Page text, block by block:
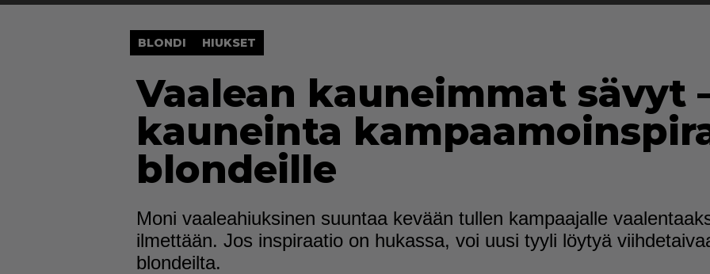
BLONDI HIUKSET
Vaalean kauneimmat sävyt
kauneinta
blondeille
Moni vaaleahiuksinen suuntaa kevään tullen kampaajalle
ilmettään. Jos inspiraatio on hukassa, voi uusi tyyli löytyä
blondeilta.